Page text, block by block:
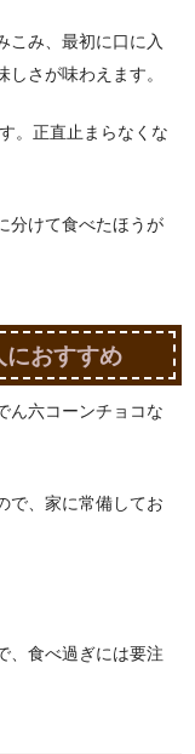
こみ、最初に口に入
さが味わえます。
。正直止まらなくな
分けて食べたほうが
におすすめ
ん六コーンチョコな
で、家に常備してお
、食べ過ぎには要注